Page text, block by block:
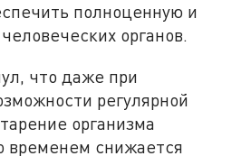
полноценную и
органов.
что даже при
регулярной
организма
временем снижается